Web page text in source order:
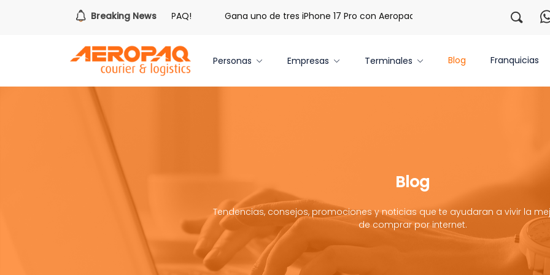
Breaking News
hora de redimir tus libras de Cash PAQ! Gana uno de tres iPhone 17 Pro con Aeropaq Prime ¡Regístrate con
Personas Empresas Terminales Blog Franquicias
Blog
Tendencias, consejos, promociones y noticias que te ayudaran a vivir la
de comprar por internet.